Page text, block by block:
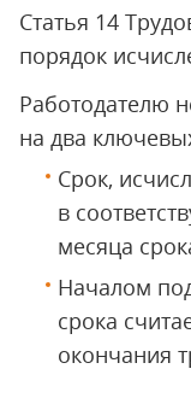
Статья 14
порядок
Работодателю
на два
Срок,
в
месяца
Началом
срока
окончания